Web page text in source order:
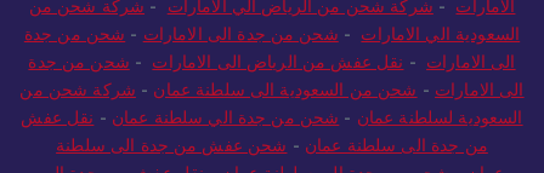
الامارات - شركة شحن من الرياض الي الامارات - شركة شحن من
السعودية الي الامارات - شحن من جدة الى الامارات - شحن من جدة
الى الامارات - نقل عفش من الرياض الى الامارات - شحن من جدة
الى الامارات - شحن من السعودية الى سلطنة عمان - شركة شحن من
السعودية لسلطنة عمان - شحن من جدة الي سلطنة عمان - نقل عفش
من جدة الى سلطنة عمان - شحن عفش من جدة الى سلطنة